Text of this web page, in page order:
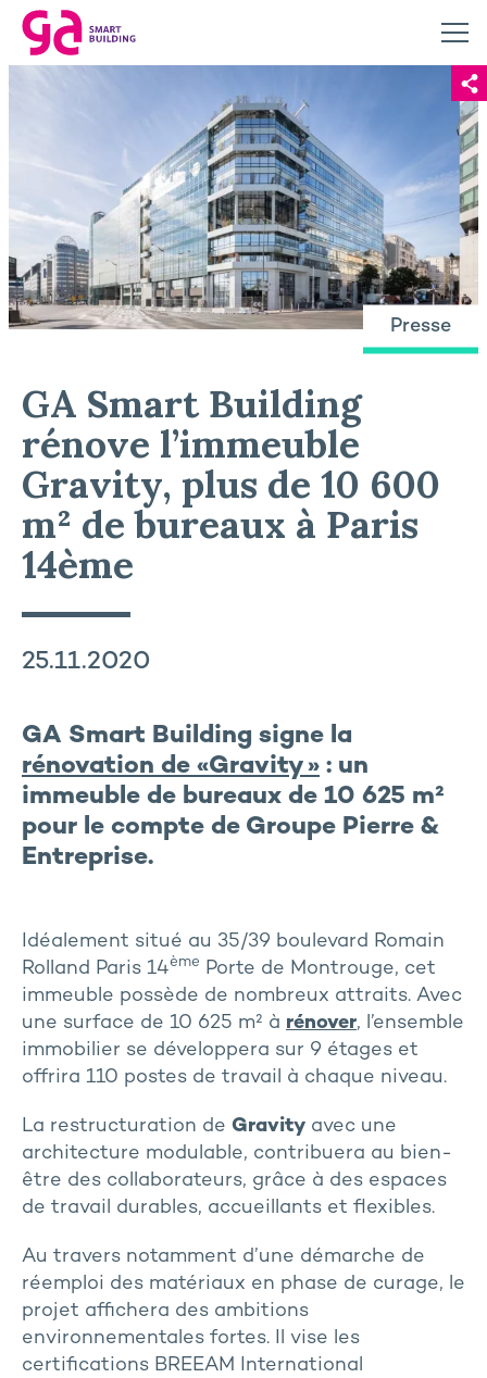
Presse
GA Smart Building
rénove l’immeuble
Gravity, plus de 10 600
m² de bureaux à Paris
14ème
25.11.2020
GA Smart Building signe la
rénovation de «Gravity » : un
immeuble de bureaux de 10 625 m²
pour le compte de Groupe Pierre &
Entreprise.
Idéalement situé au 35/39 boulevard Romain
Rolland Paris 14ème Porte de Montrouge, cet
immeuble possède de nombreux attraits. Avec
une surface de 10 625 m² à rénover, l’ensemble
immobilier se développera sur 9 étages et
offrira 110 postes de travail à chaque niveau.
La restructuration de Gravity avec une
architecture modulable, contribuera au bien-
être des collaborateurs, grâce à des espaces
de travail durables, accueillants et flexibles.
Au travers notamment d’une démarche de
réemploi des matériaux en phase de curage, le
projet affichera des ambitions
environnementales fortes. Il vise les
certifications BREEAM International